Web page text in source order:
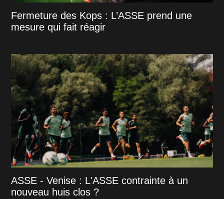
Fermeture des Kops : L’ASSE prend une
mesure qui fait réagir
ASSE - Venise : L'ASSE contrainte à un
nouveau huis clos ?